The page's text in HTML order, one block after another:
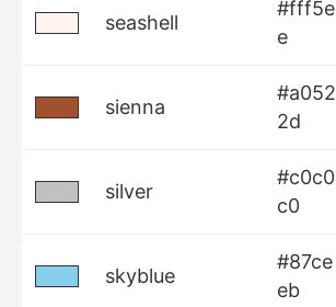
seashell
#fff5e
e
sienna
#a052
2d
silver
#c0c0
c0
skyblue
#87ce
eb